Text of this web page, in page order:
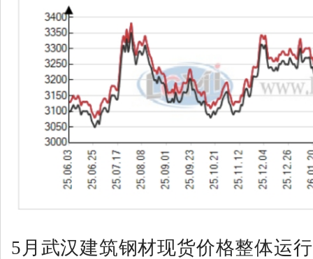
5月武汉建筑钢材现货价格整体运